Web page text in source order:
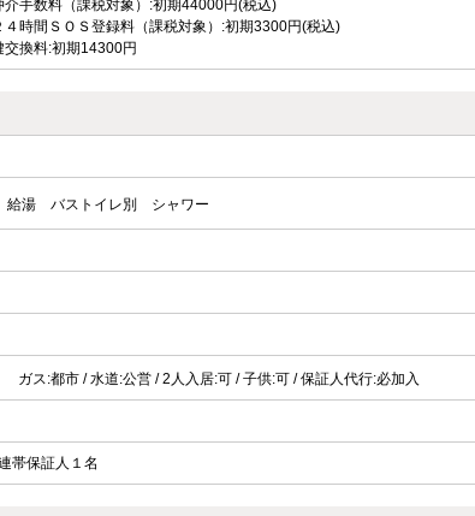
介手数料（課税対象）:初期44000円(税込)
４時間ＳＯＳ登録料（課税対象）:初期3300円(税込)
交換料:初期14300円
給湯 バストイレ別 シャワー
ガス:都市 / 水道:公営 / 2人入居:可 / 子供:可 / 保証人代行:必加入
帯保証人１名